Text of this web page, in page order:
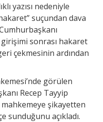
yazısı nedeniyle
suçundan dava
girişimi sonrası hakaret
çekmesinin ardından
görülen
Recep Tayyip
mahkemeye şikayetten
sunduğunu açıkladı.